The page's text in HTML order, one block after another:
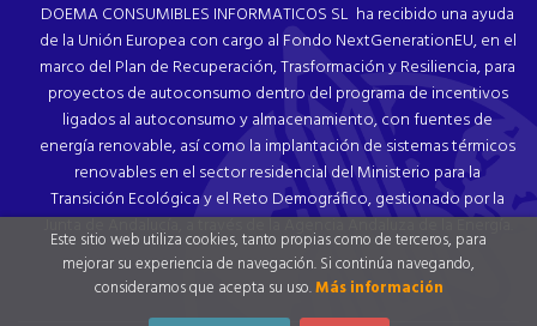
DOEMA CONSUMIBLES INFORMATICOS SL ha recibido una ayuda
de la Unión Europea con cargo al Fondo NextGenerationEU, en el
marco del Plan de Recuperación, Trasformación y Resiliencia, para
proyectos de autoconsumo dentro del programa de incentivos
ligados al autoconsumo y almacenamiento, con fuentes de
energía renovable, así como la implantación de sistemas térmicos
renovables en el sector residencial del Ministerio para la
Transición Ecológica y el Reto Demográfico, gestionado por la
Junta de Andalucía, a través de la Agencia Andaluza de la Energía.
Este sitio web utiliza cookies, tanto propias como de terceros, para
mejorar su experiencia de navegación. Si continúa navegando,
consideramos que acepta su uso.Más información